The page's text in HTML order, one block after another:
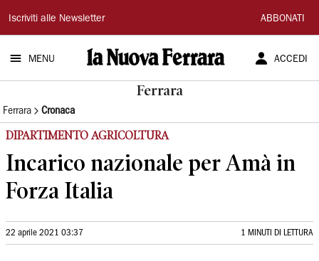
La
Nuova
Ferrara
Iscriviti alle Newsletter ABBONATI
MENU ACCEDI
Ferrara
Ferrara Cronaca
DIPARTIMENTO AGRICOLTURA
Incarico nazionale per Amà in
Forza Italia
22 aprile 2021 03:37 1 MINUTI DI LETTURA